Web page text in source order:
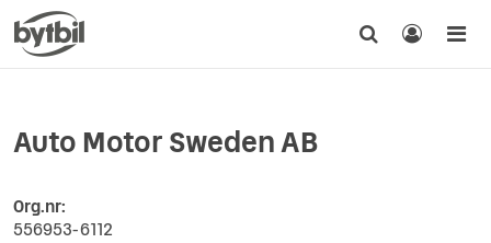
Auto Motor Sweden AB
Org.nr:
556953-6112